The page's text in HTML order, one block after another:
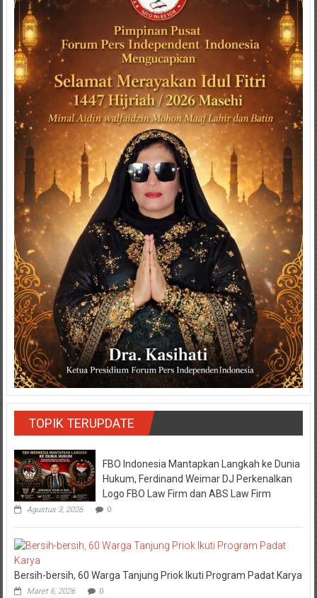
TOPIK TERUPDATE
FBO Indonesia Mantapkan Langkah ke Dunia
Hukum, Ferdinand Weimar DJ Perkenalkan
Logo FBO Law Firm dan ABS Law Firm
Agustus 3, 2026 0
Bersih-bersih, 60 Warga Tanjung Priok Ikuti Program Padat Karya
Maret 6, 2026 0